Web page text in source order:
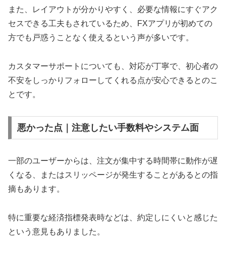
また、レイアウトが分かりやすく、必要な情報にすぐアク
セスできる工夫もされているため、FXアプリが初めての
方でも戸惑うことなく使えるという声が多いです。
カスタマーサポートについても、対応が丁寧で、初心者の
不安をしっかりフォローしてくれる点が安心できるとのこ
とです。
悪かった点｜注意したい手数料やシステム面
一部のユーザーからは、注文が集中する時間帯に動作が遅
くなる、またはスリッページが発生することがあるとの指
摘もあります。
特に重要な経済指標発表時などは、約定しにくいと感じた
という意見もありました。